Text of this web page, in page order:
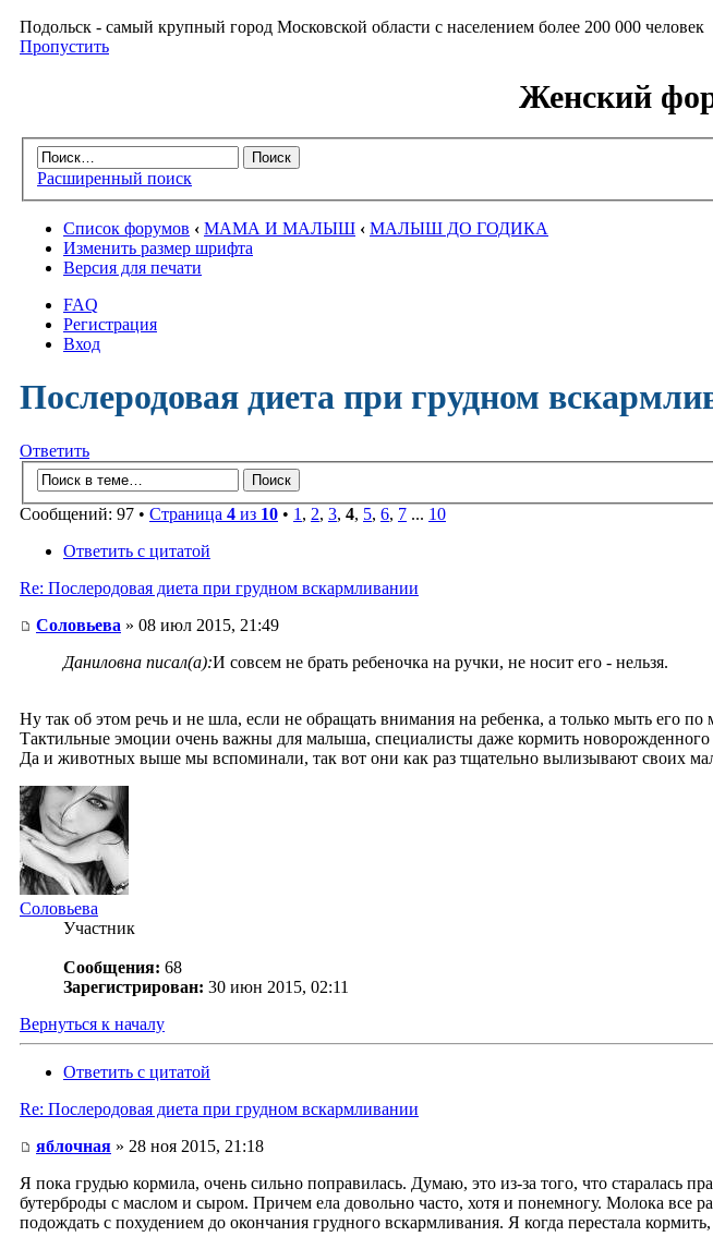
Подольск - самый крупный город Московской области с населением более 200 000 человек
Пропустить
Женский
Расширенный поиск
Список форумов ‹ МАМА И МАЛЫШ ‹ МАЛЫШ ДО ГОДИКА
Изменить размер шрифта
Версия для печати
FAQ
Регистрация
Вход
Послеродовая диета при грудном
Ответить
Сообщений: 97 • Страница 4 из 10 • 1 , 2, 3, 4, 5, 6, 7 ... 10
Ответить с цитатой
Re: Послеродовая диета при грудном вскармливании
Соловьева » 08 июл 2015, 21:49
Даниловна писал(а):И совсем не брать ребеночка на ручки, не носит его - нельзя.
Ну так об этом речь и не шла, если не обращать внимания на ребенка, а только мыть его
Тактильные эмоции очень важны для малыша, специалисты даже кормить
Да и животных выше мы вспоминали, так вот они как раз тщательно вылизывают своих
Соловьева
Участник
Сообщения: 68
Зарегистрирован: 30 июн 2015, 02:11
Вернуться к началу
Ответить с цитатой
Re: Послеродовая диета при грудном вскармливании
яблочная » 28 ноя 2015, 21:18
Я пока грудью кормила, очень сильно поправилась. Думаю, это из-за того, что
бутерброды с маслом и сыром. Причем ела довольно часто, хотя и понемногу. Молока все
подождать с похудением до окончания грудного вскармливания. Я когда перестала